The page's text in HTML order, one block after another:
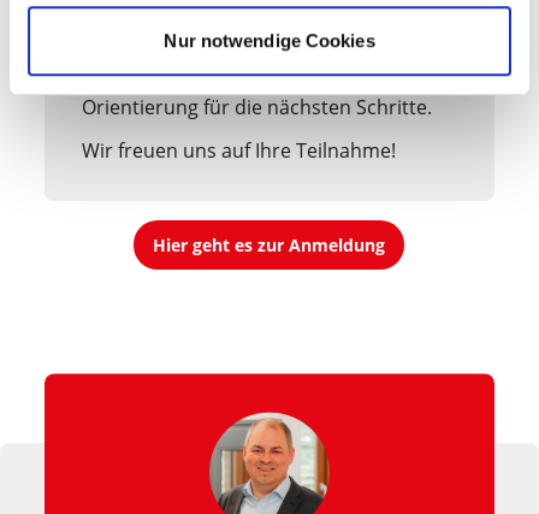
Nur notwendige Cookies
oder Ihr Eigenheim von Anfang an
vorausschauend planen möchten:
Dieses Webinar gibt Ihnen wertvolle
Orientierung für die nächsten Schritte.
Wir freuen uns auf Ihre Teilnahme!
Hier geht es zur Anmeldung